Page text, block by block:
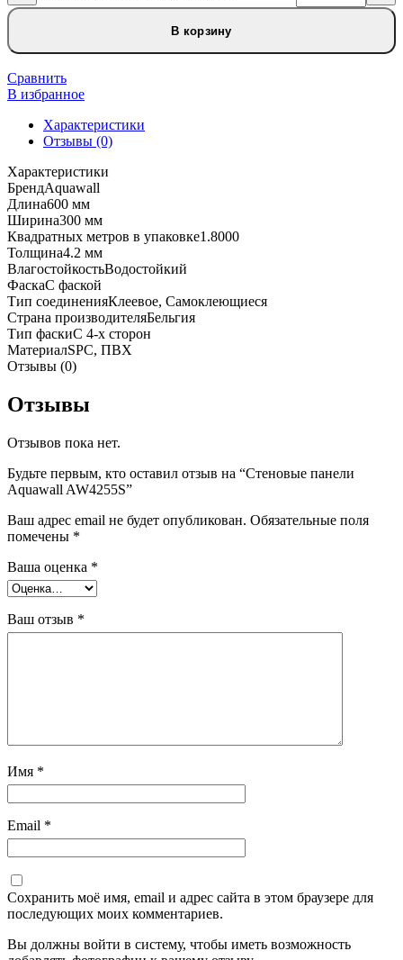
В корзину
Сравнить
В избранное
Характеристики
Отзывы (0)
Характеристики
БрендAquawall
Длина600 мм
Ширина300 мм
Квадратных метров в упаковке1.8000
Толщина4.2 мм
ВлагостойкостьВодостойкий
ФаскаС фаской
Тип соединенияКлеевое, Самоклеющиеся
Страна производителяБельгия
Тип фаскиС 4-х сторон
МатериалSPC, ПВХ
Отзывы (0)
Отзывы
Отзывов пока нет.
Будьте первым, кто оставил отзыв на “Стеновые панели
Aquawall AW4255S”
Ваш адрес email не будет опубликован. Обязательные поля
помечены *
Ваша оценка *
Ваш отзыв *
Имя *
Email *
Сохранить моё имя, email и адрес сайта в этом браузере для
последующих моих комментариев.
Вы должны войти в систему, чтобы иметь возможность